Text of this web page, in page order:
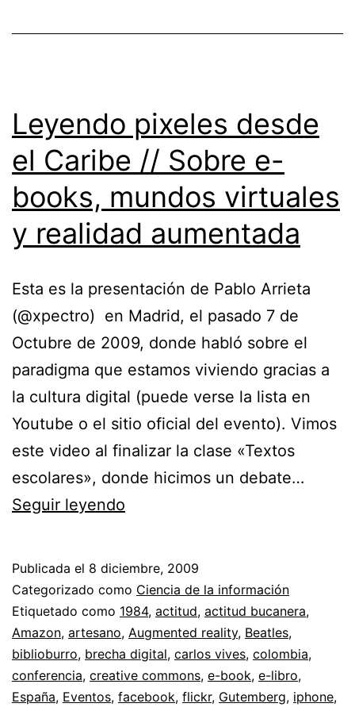
Leyendo pixeles desde
el Caribe // Sobre e-
books, mundos virtuales
y realidad aumentada
Esta es la presentación de Pablo Arrieta
(@xpectro) en Madrid, el pasado 7 de
Octubre de 2009, donde habló sobre el
paradigma que estamos viviendo gracias a
la cultura digital (puede verse la lista en
Youtube o el sitio oficial del evento). Vimos
este video al finalizar la clase «Textos
escolares», donde hicimos un debate…
Seguir leyendo
el
Caribe
//
Sobre
e-
Publicada el 8 diciembre, 2009
Categorizado como Ciencia de la información
Etiquetado como 1984, actitud, actitud bucanera,
Amazon, artesano, Augmented reality, Beatles,
biblioburro, brecha digital, carlos vives, colombia,
conferencia, creative commons, e-book, e-libro,
España, Eventos, facebook, flickr, Gutemberg, iphone,